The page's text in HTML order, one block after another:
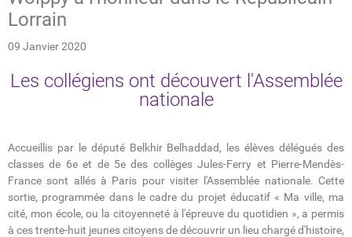
Lorrain
09 Janvier 2020
Les collégiens ont découvert l'Assemblée
nationale
Accueillis par le député Belkhir Belhaddad, les élèves délégués des
classes de 6e et de 5e des collèges Jules-Ferry et Pierre-Mendès-
France sont allés à Paris pour visiter l'Assemblée nationale. Cette
sortie, programmée dans le cadre du projet éducatif « Ma ville, ma
cité, mon école, ou la citoyenneté à l'épreuve du quotidien », a permis
à ces trente-huit jeunes citoyens de découvrir un lieu chargé d'histoire,